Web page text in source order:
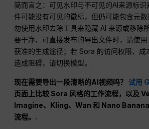
简而言之：可见水印与不可见的AI来源标
件可能没有可见的徽标，但仍可能包含元
勿使用水印去除工具来隐藏 AI 来源或移除
要干净、可直接发布的导出文件时，请使
获准的生成途径；若 Sora 的访问权限、成
造成阻碍，请切换模型。.
现在需要导出一段清晰的AI视频吗？试用
页面上比较 Sora 风格的工作流程，以及
Imagine、Kling、Wan 和 Nano Banana
流程。.